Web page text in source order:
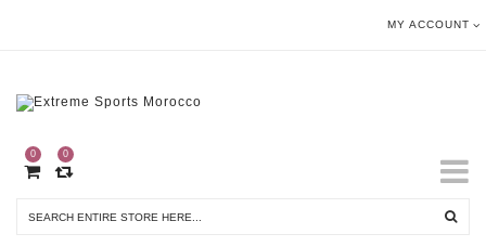
MY ACCOUNT
0 0